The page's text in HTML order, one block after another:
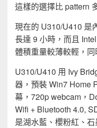
這樣的選擇比 pattern
現在的 U310/U410 是
長達 9 小時，而且
體積重量較薄較輕，
U310/U410 用 Ivy
器，預裝 Win7 Home
幕，720p webcam，
Wifi + Bluetooth 4.0,
是湖水藍、櫻粉紅、